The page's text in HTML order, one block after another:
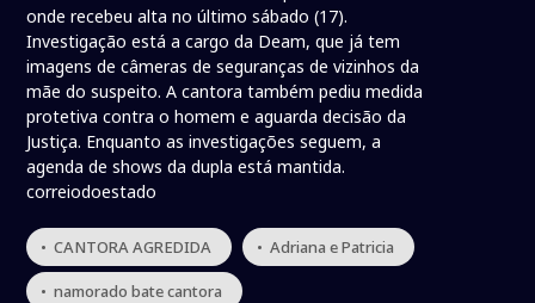
onde recebeu alta no último sábado (17).
Investigação está a cargo da Deam, que já tem
imagens de câmeras de seguranças de vizinhos da
mãe do suspeito. A cantora também pediu medida
protetiva contra o homem e aguarda decisão da
Justiça. Enquanto as investigações seguem, a
agenda de shows da dupla está mantida.
correiodoestado
• CANTORA AGREDIDA • Adriana e Patricia
• namorado bate cantora